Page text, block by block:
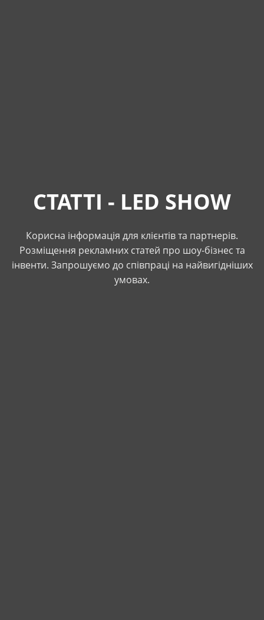
СТАТТІ - LED SHOW
Корисна інформація для клієнтів та партнерів.
Розміщення рекламних статей про шоу-бізнес та
інвенти. Запрошуємо до співпраці на найвигідніших
умовах.